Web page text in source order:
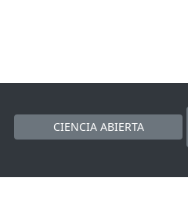
CIENCIA ABIERTA